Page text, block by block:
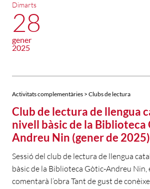
Dimarts
28
gener
2025
Activitats complementàries > Clubs de lectura
Club de lectura de llengua
nivell bàsic de la Biblioteca
Andreu Nin (gener de 2025)
Sessió del club de lectura de llengua
bàsic de la Biblioteca Gòtic-Andreu Nin,
comentarà l’obra Tant de gust de